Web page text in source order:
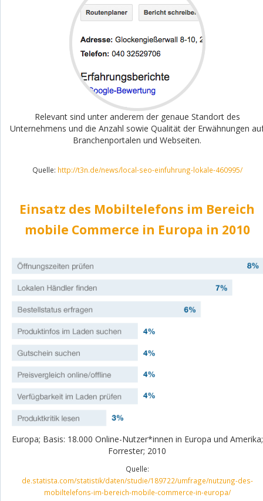
Relevant sind unter anderem der genaue Standort des
Unternehmens und die Anzahl sowie Qualität der Erwähnungen
Branchenportalen und Webseiten.
Quelle: http://t3n.de/news/local-seo-einfuhrung-lokale-460995/
Einsatz des Mobiltelefons im Bereich
mobile Commerce in Europa in 2010
Europa; Basis: 18.000 Online-Nutzer*innen in Europa und Amerika;
Forrester; 2010
Quelle:
de.statista.com/statistik/daten/studie/189722/umfrage/nutzung-des-
mobiltelefons-im-bereich-mobile-commerce-in-europa/